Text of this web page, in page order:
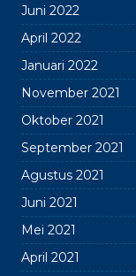
Juni 2022
April 2022
Januari 2022
November 2021
Oktober 2021
September 2021
Agustus 2021
Juni 2021
Mei 2021
April 2021